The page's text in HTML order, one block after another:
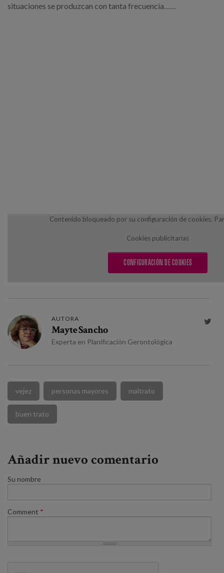
situaciones se produzcan con tanta frecuencia……
Contenido bloqueado por su configuración de cookies.
Cookies publicitarias
CONFIGURACIÓN DE COOKIES
AUTORA
Mayte Sancho
Experta en Planificación Gerontológica

vejez personas mayores maltrato
buen trato
Añadir nuevo comentario
Su nombre
Comment *